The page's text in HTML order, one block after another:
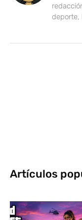
deporte,
Artículos